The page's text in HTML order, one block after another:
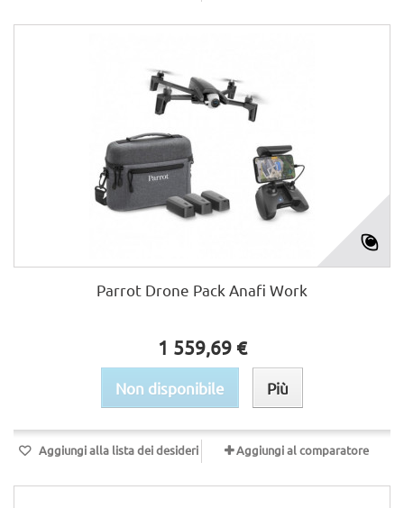
Parrot Drone Pack Anafi Work
1 559,69 €
Non disponibile Più
Aggiungi alla lista dei desideri Aggiungi al comparatore